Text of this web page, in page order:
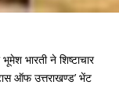
भारती ने शिष्टाचार
ऑफ उत्तराखण्ड’ भेंट